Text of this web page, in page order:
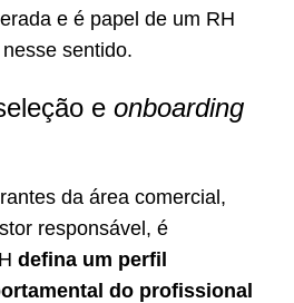
e é papel de um RH
sentido.
e onboarding
da área comercial,
responsável, é
defina um perfil
do profissional